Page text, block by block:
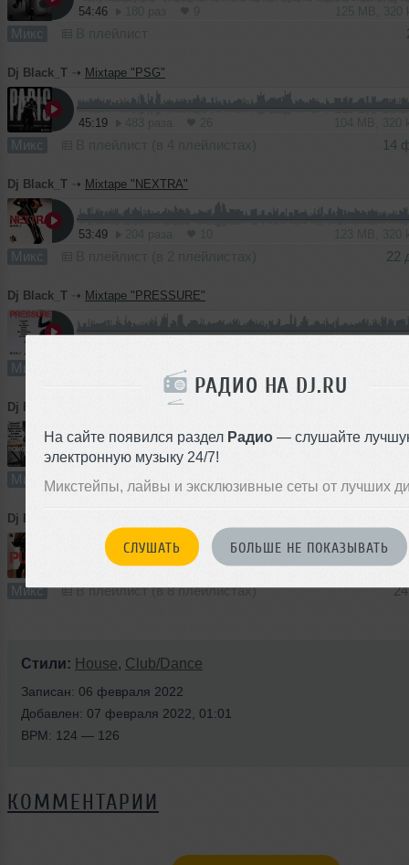
РАДИО НА DJ.RU
На сайте появился раздел Радио — слушайте
электронную музыку 24/7!
Микстейпы, лайвы и эксклюзивные сеты от лучших
СЛУШАТЬ БОЛЬШЕ НЕ ПОКАЗЫВАТЬ
54:46
Микс
Dj Black_T ➝ Mixtape "PSG"
45:19
Микс 14
Dj Black_T ➝ Mixtape "NEXTRA"
53:49
Микс 22
Dj Black_T ➝ Mixtape "PRESSURE"
Микс В плейлист (в 1 плейлисте)
Dj Black_T Mixtape "SONG SYSTEM"
44:58 240 раз 14
Микс В плейлист (в 3 плейлистах)
Dj Black_T
568 раз 156 MB, 320
Микс В плейлист (в 8 плейлистах)
Стили: House, Club/Dance
Записан: 06 февраля 2022
Добавлен: 07 февраля 2022, 01:01
BPM: 124 — 126
КОММЕНТАРИИ